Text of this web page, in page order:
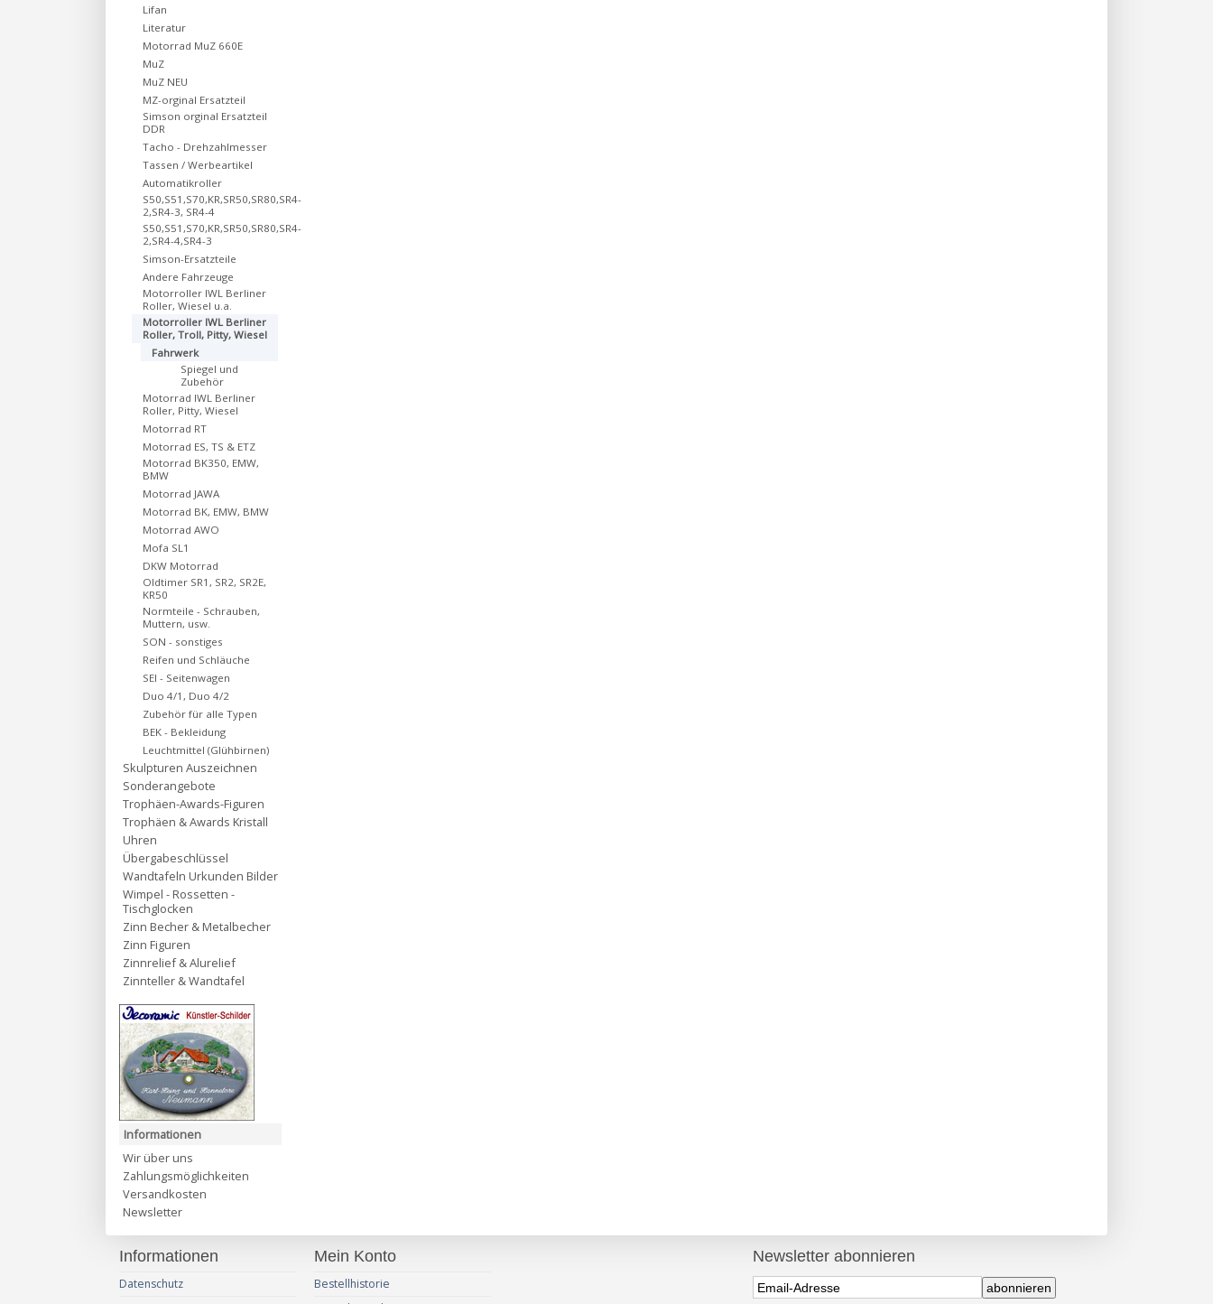
Lifan
Literatur
Motorrad MuZ 660E
MuZ
MuZ NEU
MZ-orginal Ersatzteil
Simson orginal Ersatzteil
DDR
Tacho - Drehzahlmesser
Tassen / Werbeartikel
Automatikroller
S50,S51,S70,KR,SR50,SR80,SR4-
2,SR4-3, SR4-4
S50,S51,S70,KR,SR50,SR80,SR4-
2,SR4-4,SR4-3
Simson-Ersatzteile
Andere Fahrzeuge
Motorroller IWL Berliner
Roller, Wiesel u.a.
Motorroller IWL Berliner
Roller, Troll, Pitty, Wiesel
Fahrwerk
Spiegel und
Zubehör
Motorrad IWL Berliner
Roller, Pitty, Wiesel
Motorrad RT
Motorrad ES, TS & ETZ
Motorrad BK350, EMW,
BMW
Motorrad JAWA
Motorrad BK, EMW, BMW
Motorrad AWO
Mofa SL1
DKW Motorrad
Oldtimer SR1, SR2, SR2E,
KR50
Normteile - Schrauben,
Muttern, usw.
SON - sonstiges
Reifen und Schläuche
SEI - Seitenwagen
Duo 4/1, Duo 4/2
Zubehör für alle Typen
BEK - Bekleidung
Leuchtmittel (Glühbirnen)
Skulpturen Auszeichnen
Sonderangebote
Trophäen-Awards-Figuren
Trophäen & Awards Kristall
Uhren
Übergabeschlüssel
Wandtafeln Urkunden Bilder
Wimpel - Rossetten -
Tischglocken
Zinn Becher & Metalbecher
Zinn Figuren
Zinnrelief & Alurelief
Zinnteller & Wandtafel
Informationen
Wir über uns
Zahlungsmöglichkeiten
Versandkosten
Newsletter
Informationen
Datenschutz
Mein Konto
Bestellhistorie
Newsletter abonnieren
abonnieren